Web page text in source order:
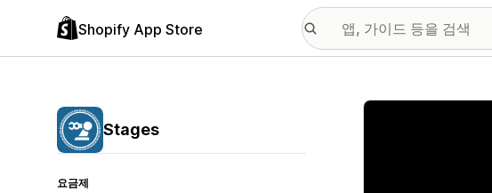
Shopify App Store
Stages
요금제
추천 이미지 갤러리